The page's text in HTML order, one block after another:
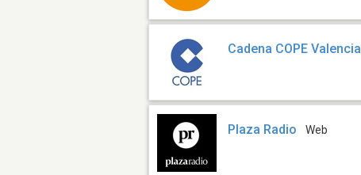
Cadena COPE Valencia
Plaza Radio Web